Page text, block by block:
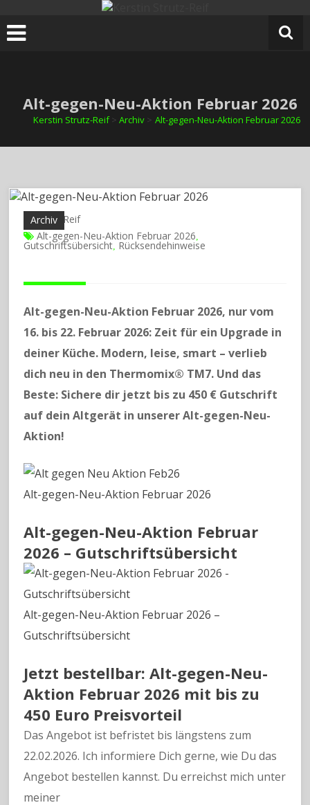
Inhalt
springen
Alt-gegen-Neu-Aktion Februar 2026
Kerstin Strutz-Reif> Archiv> Alt-gegen-Neu-Aktion Februar 2026
Archiv
Oliver Reif
Alt-gegen-Neu-Aktion Februar 2026
Gutschriftsübersicht Rücksendehinweise
Alt-gegen-Neu-Aktion Februar 2026, nur vom
16. bis 22. Februar 2026: Zeit für ein Upgrade in
deiner Küche. Modern, leise, smart – verlieb
dich neu in den Thermomix® TM7. Und das
Beste: Sichere dir jetzt bis zu 450 € Gutschrift
auf dein Altgerät in unserer Alt-gegen-Neu-
Aktion!
Alt-gegen-Neu-Aktion Februar 2026
Alt-gegen-Neu-Aktion Februar
2026 – Gutschriftsübersicht
Alt-gegen-Neu-Aktion Februar 2026 –
Gutschriftsübersicht
Jetzt bestellbar: Alt-gegen-Neu-
Aktion Februar 2026 mit bis zu
450 Euro Preisvorteil
Das Angebot ist befristet bis längstens zum
22.02.2026. Ich informiere Dich gerne, wie Du das
Angebot bestellen kannst. Du erreichst mich unter
meiner